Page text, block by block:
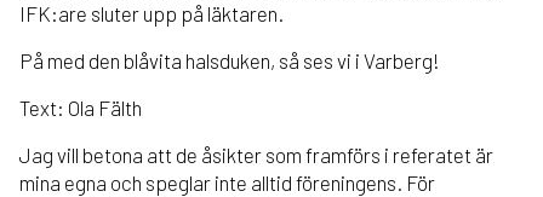
IFK:are sluter upp på läktaren.
På med den blåvita halsduken, så ses vi i Varberg!
Text: Ola Fälth
Jag vill betona att de åsikter som framförs i referatet är
mina egna och speglar inte alltid föreningens. För